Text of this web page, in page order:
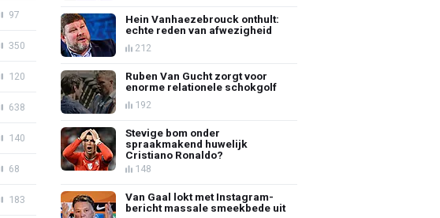
97
350
120
638
140
68
183
Hein Vanhaezebrouck onthult:
echte reden van afwezigheid
212
Ruben Van Gucht zorgt voor
enorme relationele schokgolf
192
Stevige bom onder
spraakmakend huwelijk
Cristiano Ronaldo?
148
Van Gaal lokt met Instagram-
bericht massale smeekbede uit